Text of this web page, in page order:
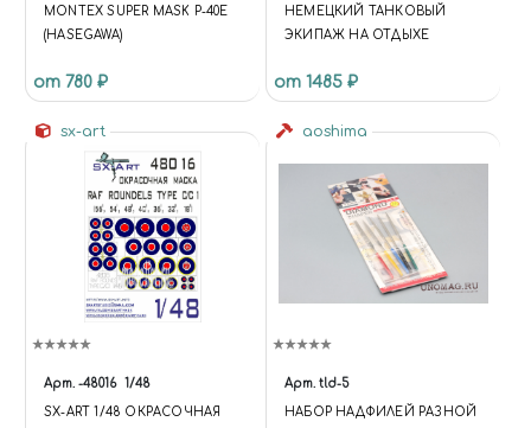
MONTEX SUPER MASK P-40E
(HASEGAWA)
от 780 ₽
НЕМЕЦКИЙ ТАНКОВЫЙ
ЭКИПАЖ НА ОТДЫХЕ
от 1485 ₽
sx-art
Арт. -48016 1/48
SX-ART 1/48 ОКРАСОЧНАЯ
aoshima
Арт. tld-5
НАБОР НАДФИЛЕЙ РАЗНОЙ